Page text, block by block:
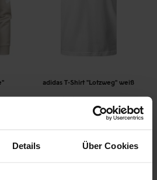
Details Über Cookies
adidas T-Shirt "Lotzweg" weiß
€ 29,95